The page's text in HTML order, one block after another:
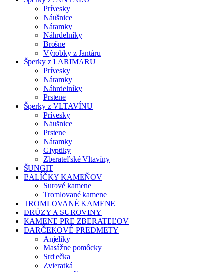
Prívesky
Náušnice
Náramky
Náhrdelníky
Brošne
Výrobky z Jantáru
Šperky z LARIMARU
Prívesky
Náramky
Náhrdelníky
Prstene
Šperky z VLTAVÍNU
Prívesky
Náušnice
Prstene
Náramky
Glyptiky
Zberateľské Vltavíny
ŠUNGIT
BALÍČKY KAMEŇOV
Surové kamene
Tromlované kamene
TROMLOVANÉ KAMENE
DRÚZY A SUROVINY
KAMENE PRE ZBERATEĽOV
DARČEKOVÉ PREDMETY
Anjeliky
Masážne pomôcky
Srdiečka
Zvieratká